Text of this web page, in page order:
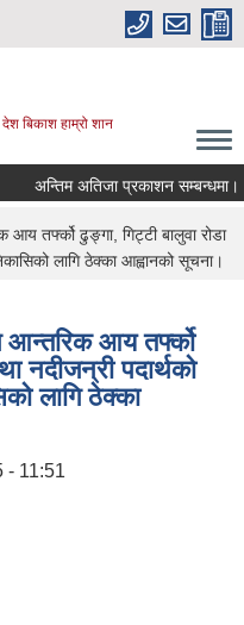
बिकाश हाम्रो शान
अन्तिम अतिजा प्रकाशन सम्बन्धमा।
तर्फ्को ढुङ्गा, गिट्टी बालुवा रोडा
लागि ठेक्का आह्वानको सूचना।
आय तर्फ्को
नदीजन्री पदार्थको
लागि ठेक्का
- 11:51